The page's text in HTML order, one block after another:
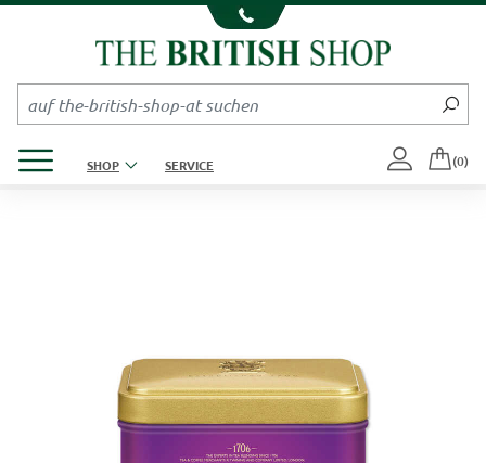
Kompletten Head der Seite überspringen
SHOP SERVICE (0)